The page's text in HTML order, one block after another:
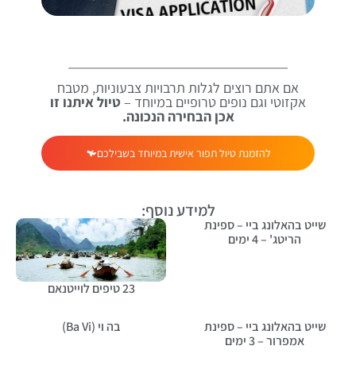
אם אתם רוצים לגלות תרבויות צבעוניות, מטבח
אקזוטי וגם נופים טרופיים במיוחד –טיול איתנו זו
אכן הבחירה הנכונה.
להזמנת טיול תפור אישית במיוחד בשבילכם
למידע נוסף:
שייט בהאלונג ביי – ספינת
הריטג' – 4 ימים
23 טיפים לוייטנאם
שייט בהאלונג ביי – ספינת
אמפרור – 3 ימים
בה וי (Ba Vi)